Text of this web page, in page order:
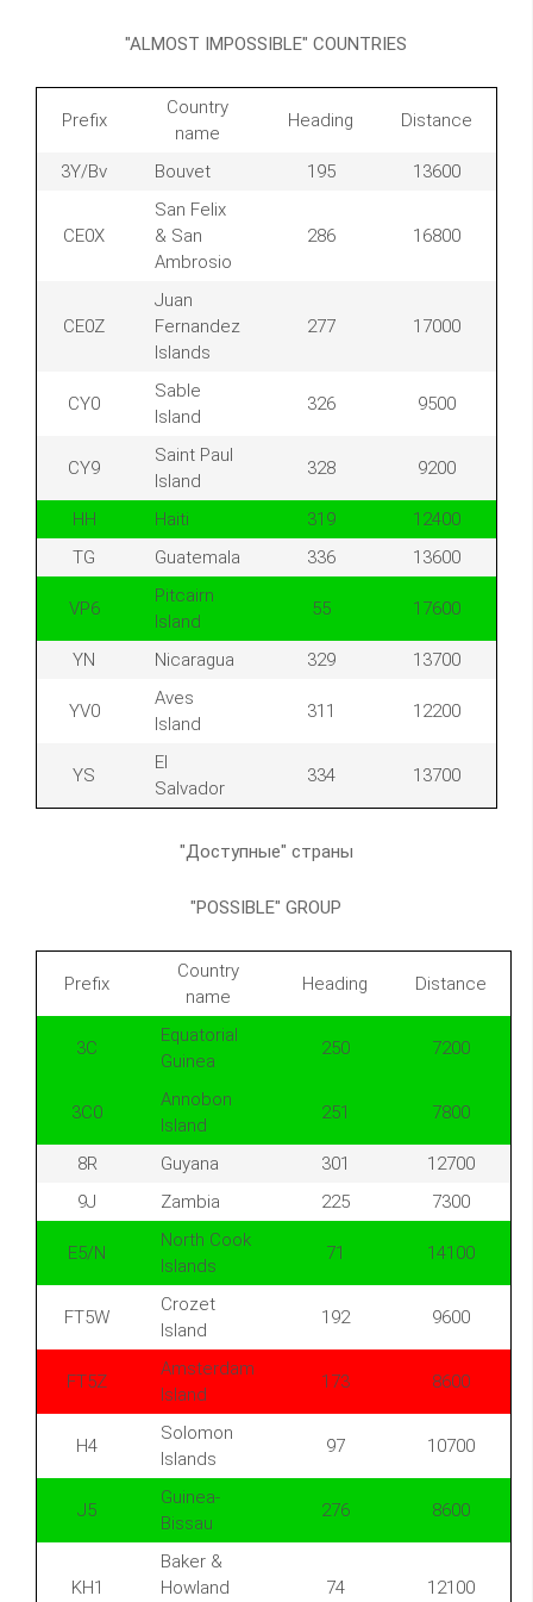
"ALMOST IMPOSSIBLE" COUNTRIES
Prefix
Country
name
Heading Distance
3Y/Bv Bouvet 195 13600
CE0X
San Felix
& San
Ambrosio
286 16800
CE0Z
Juan
Fernandez
Islands
277 17000
CY0
Sable
Island
326 9500
CY9
Saint Paul
Island
328 9200
HH Haiti 319
12400
TG
Guatemala 336 13600
VP6
Pitcairn
Island
55 17600
YN Nicaragua 329 13700
YV0
Aves
Island
311 12200
YS
El
Salvador
334 13700
"Доступные" страны
"POSSIBLE" GROUP
Prefix
Country
name
Heading Distance
3C
Equatorial
Guinea
250 7200
3C0
Annobon
Island
251 7800
8R Guyana 301
12700
9J
Zambia 225 7300
E5/N
North Cook
Islands
71 14100
FT5W
Crozet
Island
192 9600
FT5Z
Amsterdam
Island
173 8600
H4
Solomon
Islands
97 10700
J5
Guinea-
Bissau
276 8600
KH1
Baker &
Howland
74 12100